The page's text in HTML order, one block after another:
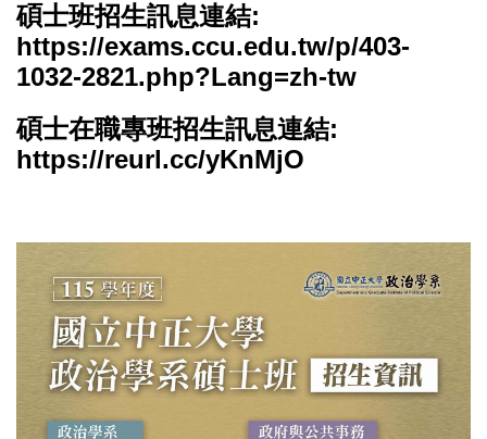
碩士班招生訊息連結:
https://exams.ccu.edu.tw/p/403-
1032-2821.php?Lang=zh-tw
碩士在職專班招生訊息連結:
https://reurl.cc/yKnMjO